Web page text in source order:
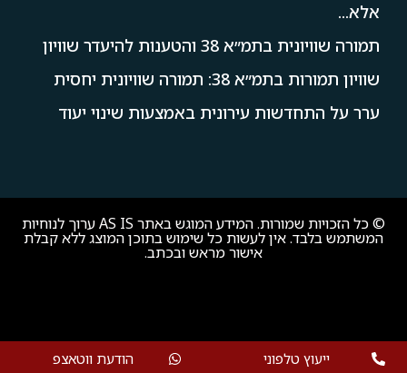
אלא...
תמורה שוויונית בתמ״א 38 והטענות להיעדר שוויון
שוויון תמורות בתמ״א 38: תמורה שוויונית יחסית
ערר על התחדשות עירונית באמצעות שינוי יעוד
© כל הזכויות שמורות. המידע המוגש באתר AS IS ערוך לנוחיות
המשתמש בלבד. אין לעשות כל שימוש בתוכן המוצג ללא קבלת
אישור מראש ובכתב.
ייעוץ טלפוני הודעת ווטאצפ